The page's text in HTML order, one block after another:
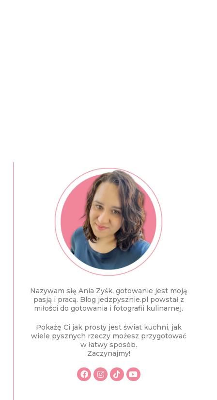
Nazywam się Ania Zyśk, gotowanie jest moją
pasją i pracą. Blog jedzpysznie.pl powstał z
miłości do gotowania i fotografii kulinarnej.
Pokażę Ci jak prosty jest świat kuchni, jak
wiele pysznych rzeczy możesz przygotować
w łatwy sposób.
Zaczynajmy!